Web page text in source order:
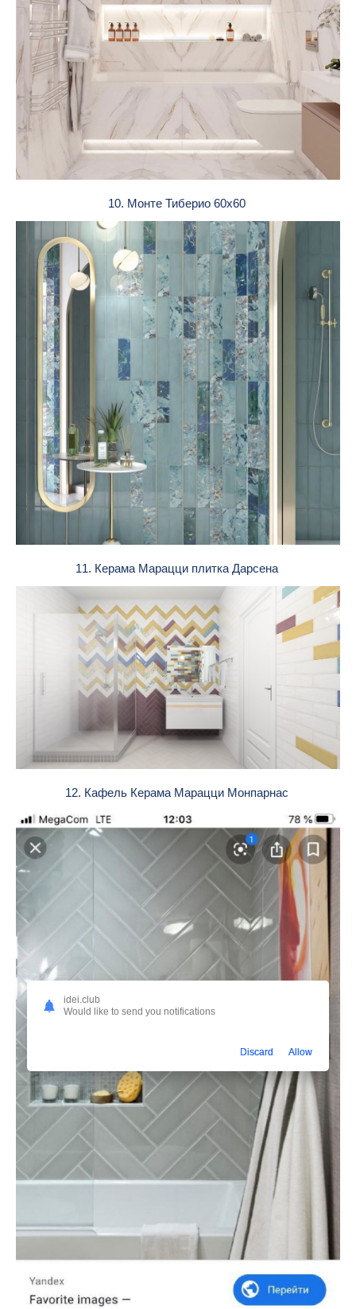
10. Монте Тиберио 60х60
11. Керама Марацци плитка Дарсена
12. Кафель Керама Марацци Монпарнас
idei.club
Would like to send you notifications
Discard Allow